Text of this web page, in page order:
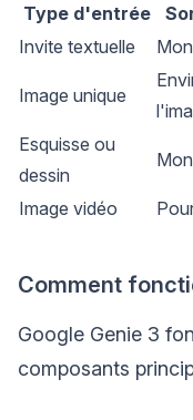
Type d'entrée
Invite textuelle
Image unique
Esquisse ou
dessin
Image vidéo
Comment
Google Genie 3
composants